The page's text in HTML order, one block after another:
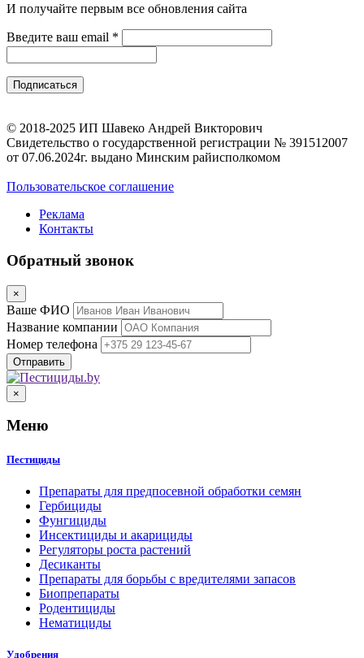
И получайте первым все обновления сайта
Введите ваш email *
© 2018-2025 ИП Шавеко Андрей Викторович
Свидетельство о государственной регистрации № 391512007
от 07.06.2024г. выдано Минским райисполкомом
Пользовательское соглашение
Реклама
Контакты
Обратный звонок
×
Ваше ФИО
Название компании
Номер телефона
×
Меню
Пестициды
Препараты для предпосевной обработки семян
Гербициды
Фунгициды
Инсектициды и акарициды
Регуляторы роста растений
Десиканты
Препараты для борьбы с вредителями запасов
Биопрепараты
Родентициды
Нематициды
Удобрения